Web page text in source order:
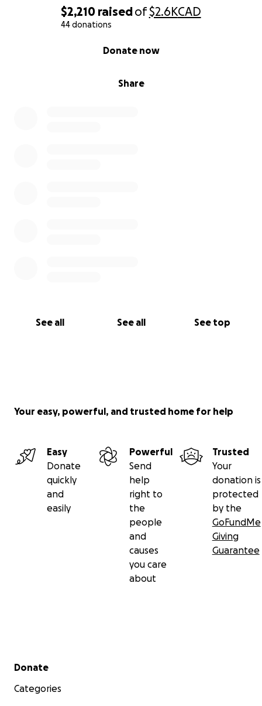
$2,210 raisedof$2.6KCAD
44 donations
Share
Donate now
See all See all See top
Your easy, powerful, and trusted home for help
Easy
Donate
quickly
and
easily
Powerful
Send
help
right to
the
people
and
causes
you care
about
Trusted
Your
donation is
protected
by the
GoFundMe
Giving
Guarantee
Secondary menu
Donate
Categories